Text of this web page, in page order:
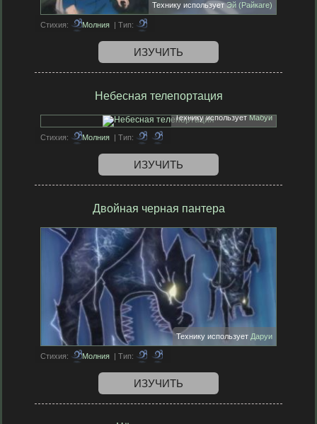
Технику используетЭй (Райкаге)
Стихия: Молния | Тип:
ИЗУЧИТЬ
Небесная телепортация
Технику используетМабуи
Стихия: Молния | Тип:
ИЗУЧИТЬ
Двойная черная пантера
Технику использует Даруи
Стихия: Молния | Тип:
ИЗУЧИТЬ